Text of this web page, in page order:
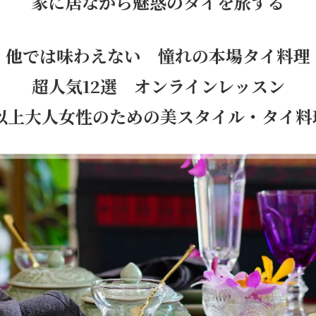
他では味わえない 憧れの本場タイ料理
超人気12選 オンラインレッスン
上大人女性のための美スタイル・タイ